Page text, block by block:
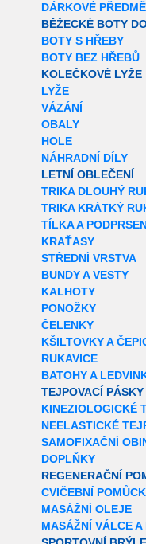
DÁRKOVÉ
BĚŽECKÉ BOTY
BOTY S HŘEBY
BOTY BEZ HŘEBŮ
KOLEČKOVÉ LYŽE
LYŽE
VÁZÁNÍ
OBALY
HOLE
NÁHRADNÍ DÍLY
LETNÍ OBLEČENÍ
TRIKA DLOUHÝ
TRIKA KRÁTKÝ
TÍLKA A
KRAŤASY
STŘEDNÍ VRSTVA
BUNDY A VESTY
KALHOTY
PONOŽKY
ČELENKY
KŠILTOVKY A
RUKAVICE
BATOHY A
TEJPOVACÍ PÁSKY
KINEZIOLOGICKÉ
NEELASTICKÉ
SAMOFIXAČNÍ
DOPLŇKY
REGENERAČNÍ
CVIČEBNÍ
MASÁŽNÍ OLEJE
MASÁŽNÍ VÁLCE A